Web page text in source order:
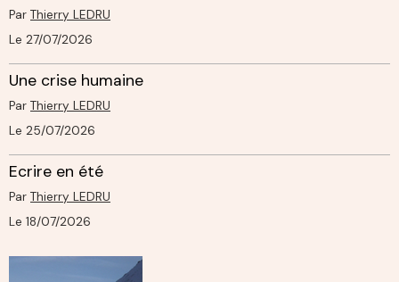
Par Thierry LEDRU
Le 27/07/2026
Une crise humaine
Par Thierry LEDRU
Le 25/07/2026
Ecrire en été
Par Thierry LEDRU
Le 18/07/2026